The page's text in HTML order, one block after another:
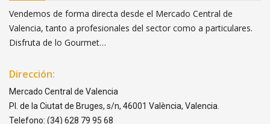
Vendemos de forma directa desde el Mercado Central de
Valencia, tanto a profesionales del sector como a particulares.
Disfruta de lo Gourmet…
Dirección:
Mercado Central de Valencia
Pl. de la Ciutat de Bruges, s/n, 46001 València, Valencia.
Telefono: (34) 628 79 95 68